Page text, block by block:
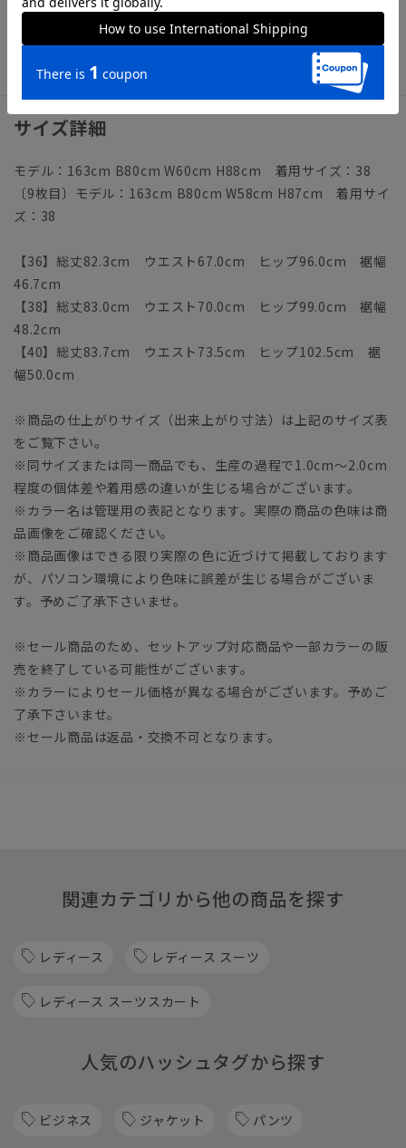
【洗濯表示】ドライクリーニング・家庭洗濯可《洗濯機可（ネ
ット使用・弱水流）》
サイズ詳細
モデル：163cm B80cm W60cm H88cm 着用サイズ：38
〔9枚目〕モデル：163cm B80cm W58cm H87cm 着用サイ
ズ：38
【36】総丈82.3cm ウエスト67.0cm ヒップ96.0cm 裾幅
46.7cm
【38】総丈83.0cm ウエスト70.0cm ヒップ99.0cm 裾幅
48.2cm
【40】総丈83.7cm ウエスト73.5cm ヒップ102.5cm 裾
幅50.0cm
※商品の仕上がりサイズ（出来上がり寸法）は上記のサイズ表
をご覧下さい。
※同サイズまたは同一商品でも、生産の過程で1.0cm～2.0cm
程度の個体差や着用感の違いが生じる場合がございます。
※カラー名は管理用の表記となります。実際の商品の色味は商
品画像をご確認ください。
※商品画像はできる限り実際の色に近づけて掲載しております
が、パソコン環境により色味に誤差が生じる場合がございま
す。予めご了承下さいませ。
※セール商品のため、セットアップ対応商品や一部カラーの販
売を終了している可能性がございます。
※カラーによりセール価格が異なる場合がございます。予めご
了承下さいませ。
※セール商品は返品・交換不可となります。
関連カテゴリから他の商品を探す
レディース レディース スーツ
レディース スーツスカート
人気のハッシュタグから探す
ビジネス ジャケット パンツ